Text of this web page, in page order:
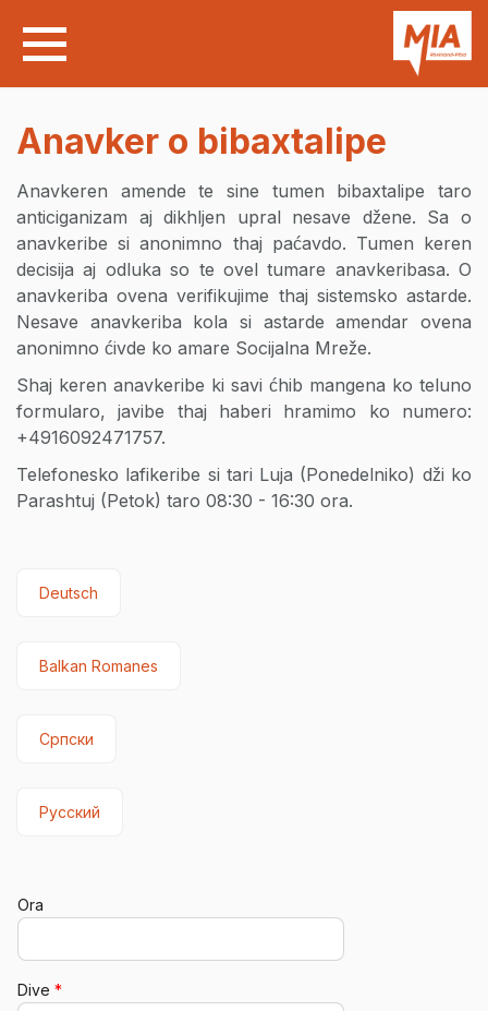
Anavker o bibaxtalipe
Anavkeren amende te sine tumen bibaxtalipe taro
anticiganizam aj dikhljen upral nesave džene. Sa o
anavkeribe si anonimno thaj paćavdo. Tumen keren
decisija aj odluka so te ovel tumare anavkeribasa. O
anavkeriba ovena verifikujime thaj sistemsko astarde.
Nesave anavkeriba kola si astarde amendar ovena
anonimno ćivde ko amare Socijalna Mreže.
Shaj keren anavkeribe ki savi ćhib mangena ko teluno
formularo, javibe thaj haberi hramimo ko numero:
+4916092471757.
Telefonesko lafikeribe si tari Luja (Ponedelniko) dži ko
Parashtuj (Petok) taro 08:30 - 16:30 ora.
Deutsch
Balkan Romanes
Српски
Русский
Ora
Dive *